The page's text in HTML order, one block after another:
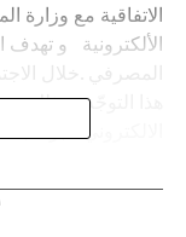
الاتفاقية مع وزارة
الألكترونية و تهدف
المصرفي .خلال
هذا التوجّه، و ذلك
الالكتروني عبر
الطبيعي لإعادة